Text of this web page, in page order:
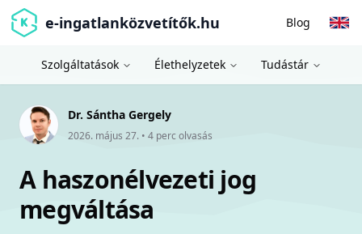
e-ingatlanközvetítők.hu Blog
Szolgáltatások Élethelyzetek Tudástár
Dr. Sántha Gergely
2026. május 27. • 4 perc olvasás
A haszonélvezeti jog
megváltása